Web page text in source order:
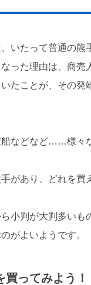
いたって普通の熊
った理由は、商売
たことが、その発
などなど……様々
があり、どれを買
小判が大判多いも
がよいようです。
ってみよう！